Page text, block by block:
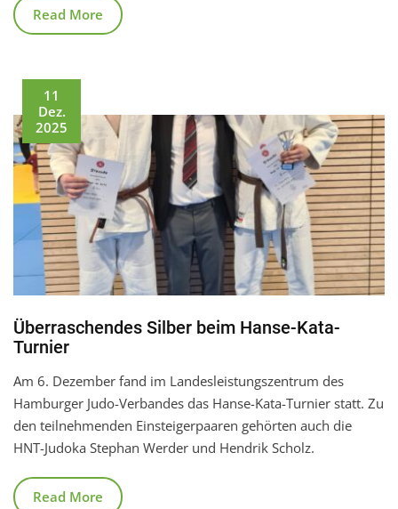
Read More
11
Dez.
2025
Überraschendes Silber beim Hanse-Kata-
Turnier
Am 6. Dezember fand im Landesleistungszentrum des
Hamburger Judo-Verbandes das Hanse-Kata-Turnier statt. Zu
den teilnehmenden Einsteigerpaaren gehörten auch die
HNT-Judoka Stephan Werder und Hendrik Scholz.
Read More